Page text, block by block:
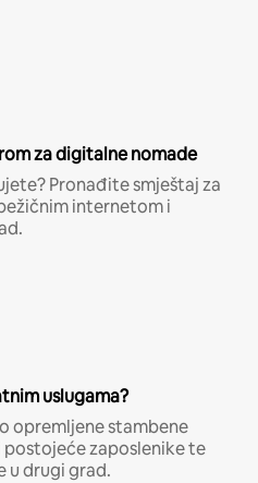
za digitalne nomade
Pronađite smještaj za
internetom i
uslugama?
opremljene stambene
postojeće zaposlenike te
u drugi grad.